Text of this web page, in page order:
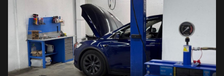
Состояние высоковольтной батареи